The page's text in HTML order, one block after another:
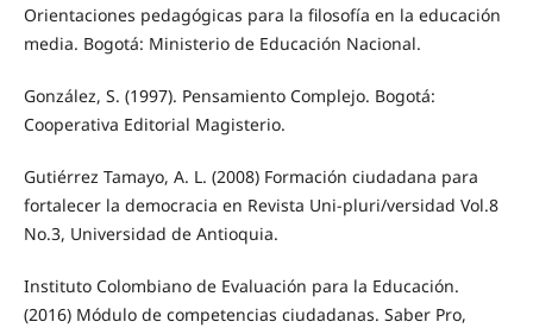
Orientaciones pedagógicas para la filosofía en la educación
media. Bogotá: Ministerio de Educación Nacional.
González, S. (1997). Pensamiento Complejo. Bogotá:
Cooperativa Editorial Magisterio.
Gutiérrez Tamayo, A. L. (2008) Formación ciudadana para
fortalecer la democracia en Revista Uni-pluri/versidad Vol.8
No.3, Universidad de Antioquia.
Instituto Colombiano de Evaluación para la Educación.
(2016) Módulo de competencias ciudadanas. Saber Pro,